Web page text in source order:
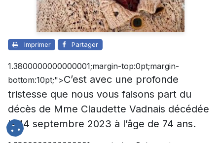
Imprimer Partager
1.3800000000000001;margin-top:0pt;margin-
bottom:10pt;">C’est avec une profonde
tristesse que nous vous faisons part du
décès de Mme Claudette Vadnais décédée
le 14 septembre 2023 à l’âge de 74 ans.